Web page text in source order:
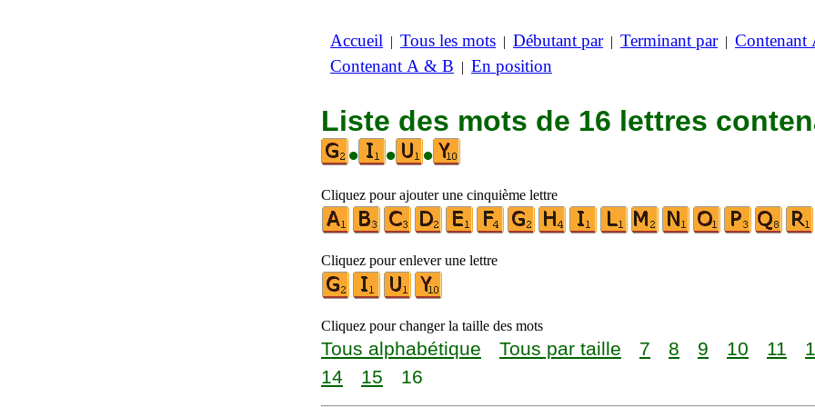
Accueil | Tous les mots | Débutant par| Terminant par| Contenant
Contenant A & B | En position
Liste des mots de 16 lettres
•
• •
Cliquez pour ajouter une cinquième lettre
Cliquez pour enlever une lettre
Cliquez pour changer la taille des mots
Tous alphabétique Tous par taille 7 8 9 10 11
14
15 16